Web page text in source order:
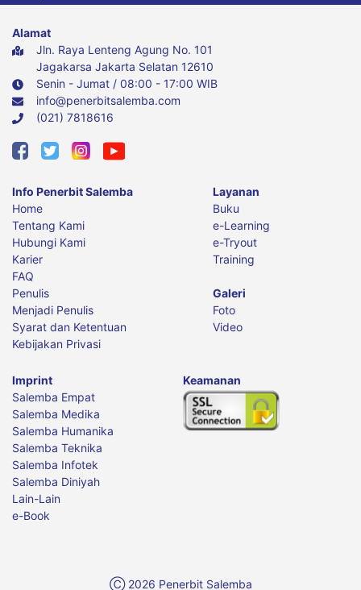
Alamat
Jln. Raya Lenteng Agung No. 101
Jagakarsa Jakarta Selatan 12610
Senin - Jumat / 08:00 - 17:00 WIB
info@penerbitsalemba.com
(021) 7818616
Info Penerbit Salemba
Home
Tentang Kami
Hubungi Kami
Karier
FAQ
Penulis
Menjadi Penulis
Syarat dan Ketentuan
Kebijakan Privasi
Layanan
Buku
e-Learning
e-Tryout
Training
Galeri
Foto
Video
Imprint
Salemba Empat
Salemba Medika
Salemba Humanika
Salemba Teknika
Salemba Infotek
Salemba Diniyah
Lain-Lain
e-Book
Keamanan
Ⓒ 2026 Penerbit Salemba